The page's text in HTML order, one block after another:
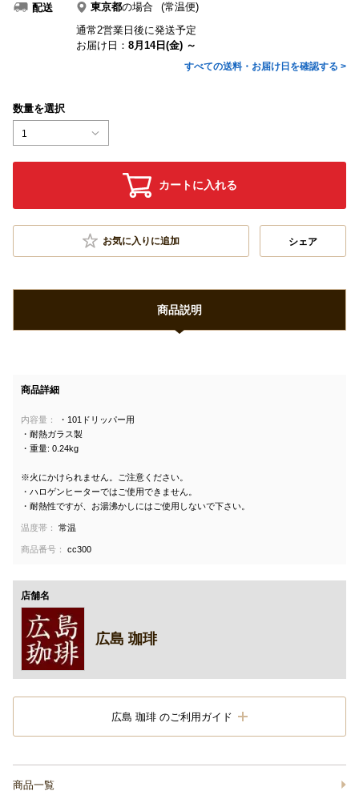
配送 東京都の場合
(常温便)
通常2営業日後に発送予定
お届け日： 8月14日(金) ～
すべての送料・お届け日を確認する >
数量を選択
1
カートに入れる
お気に入りに追加 シェア
商品説明
商品詳細
内容量：
・101ドリッパー用
・耐熱ガラス製
・重量: 0.24kg
※火にかけられません。ご注意ください。
・ハロゲンヒーターではご使用できません。
・耐熱性ですが、お湯沸かしにはご使用しないで下さい。
温度帯： 常温
商品番号： cc300
店舗名
広島 珈琲
広島 珈琲 のご利用ガイド
商品一覧